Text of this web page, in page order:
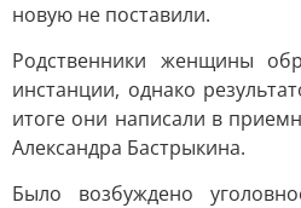
новую не поставили.
Родственники женщины
инстанции, однако
итоге они написали в
Александра Бастрыкина.
Было возбуждено